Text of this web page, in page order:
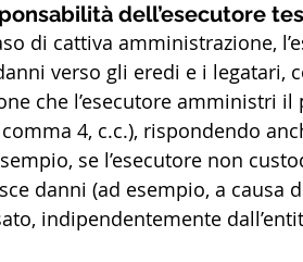
dell’esecutore
di cattiva amministrazione,
verso gli eredi e i legatari,
che l’esecutore amministri
4, c.c.), rispondendo
se l’esecutore non
danni (ad esempio, a causa
indipendentemente